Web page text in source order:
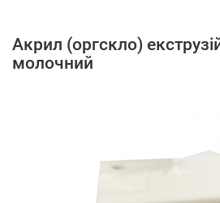
Акрил (оргскло)
молочний